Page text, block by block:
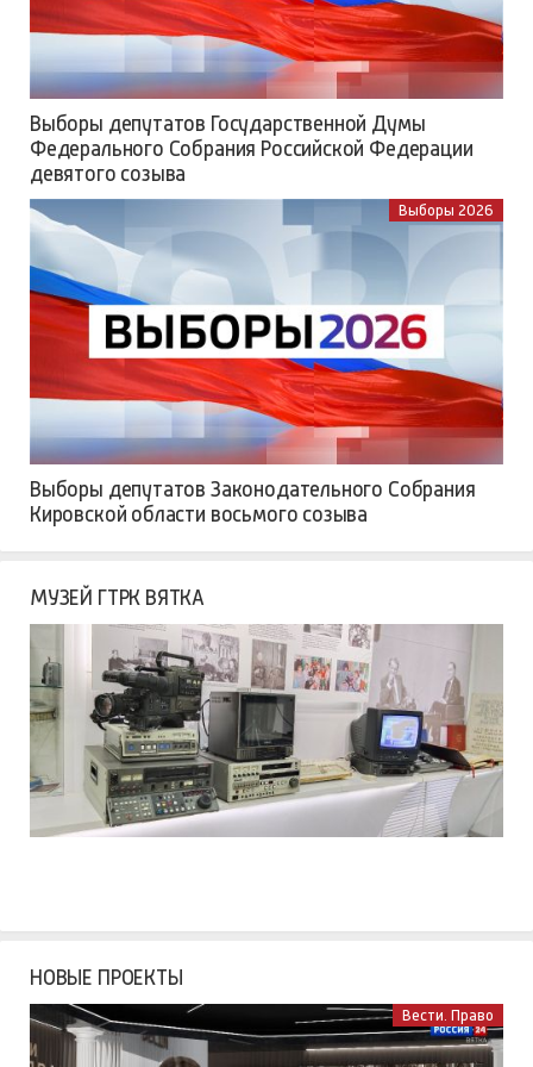
Выборы депутатов Государственной Думы
Федерального Собрания Российской Федерации
девятого созыва
Выборы 2026
Выборы депутатов Законодательного Собрания
Кировской области восьмого созыва
МУЗЕЙ ГТРК ВЯТКА
НОВЫЕ ПРОЕКТЫ
Вести. Право